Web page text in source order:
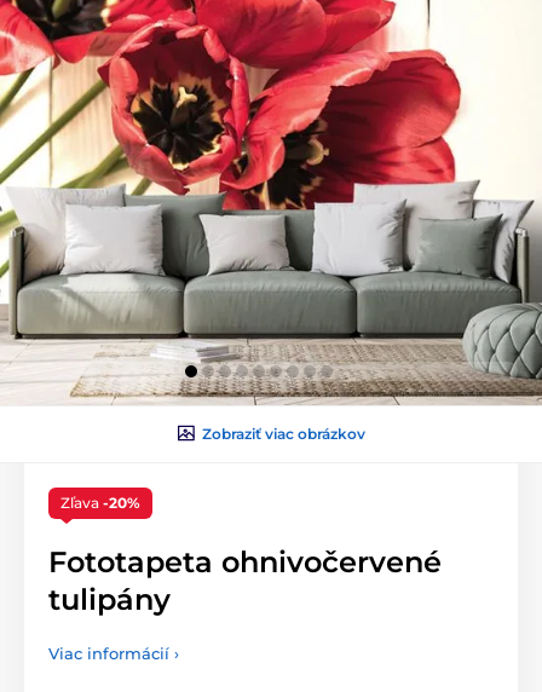
Zobraziť viac obrázkov
Zľava -20%
Fototapeta ohnivočervené
tulipány
Viac informácií ›